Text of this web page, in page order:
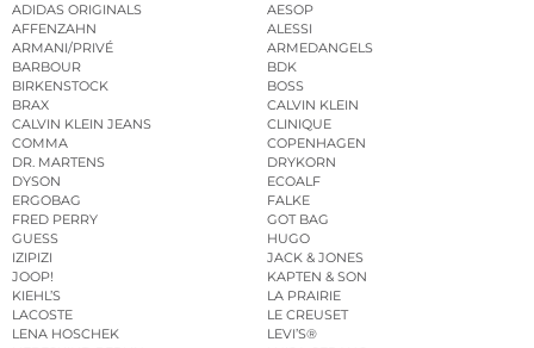
ADIDAS ORIGINALS
AESOP
AFFENZAHN
ALESSI
ARMANI/PRIVÉ
ARMEDANGELS
BARBOUR
BDK
BIRKENSTOCK
BOSS
BRAX
CALVIN KLEIN
CALVIN KLEIN JEANS
CLINIQUE
COMMA
COPENHAGEN
DR. MARTENS
DRYKORN
DYSON
ECOALF
ERGOBAG
FALKE
FRED PERRY
GOT BAG
GUESS
HUGO
IZIPIZI
JACK & JONES
JOOP!
KAPTEN & SON
KIEHL’S
LA PRAIRIE
LACOSTE
LE CREUSET
LENA HOSCHEK
LEVI’S®